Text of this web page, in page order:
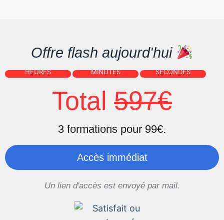
Offre flash aujourd'hui
HEURES MINUTES SECONDES
Total 597€
3 formations pour 99€.
Accès immédiat
Un lien d'accès est envoyé par mail.